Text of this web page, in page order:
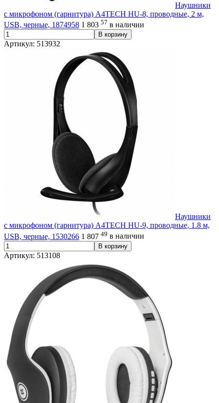
Наушники
с микрофоном (гарнитура) A4TECH HU-8, проводные, 2 м,
USB, черные, 1874958 1 803 57 в наличии
В корзину
Артикул: 513932
Наушники
с микрофоном (гарнитура) A4TECH HU-9, проводные, 1.8 м,
USB, черные, 1530266 1 807 49 в наличии
В корзину
Артикул: 513108